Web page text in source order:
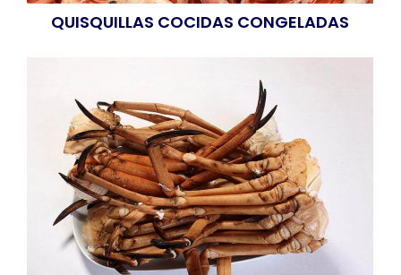
QUISQUILLAS COCIDAS CONGELADAS